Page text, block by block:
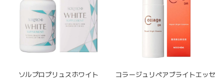
ソルプロプリュスホワイト
コラージュリペアブライトエッセ